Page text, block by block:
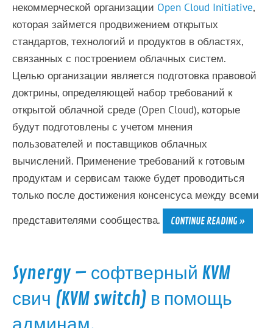
некоммерческой организации Open Cloud Initiative,
которая займется продвижением открытых
стандартов, технологий и продуктов в областях,
связанных с построением облачных систем.
Целью организации является подготовка правовой
доктрины, определяющей набор требований к
открытой облачной среде (Open Cloud), которые
будут подготовлены с учетом мнения
пользователей и поставщиков облачных
вычислений. Применение требований к готовым
продуктам и сервисам также будет проводиться
только после достижения консенсуса между всеми
представителями сообщества.
CONTINUE READING »
Synergy – софтверный KVM
свич (KVM switch) в помощь